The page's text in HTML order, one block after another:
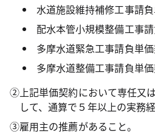
水道施設維持補修工事請
配水本管小規模整備工事
多摩水道緊急工事請負単
多摩水道整備工事請負単
②上記単価契約において専任又
して、通算で５年以上の実務
③雇用主の推薦があること。